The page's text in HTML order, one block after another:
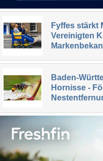
Fyffes stärkt
Vereinigten
Baden-
Hornisse -